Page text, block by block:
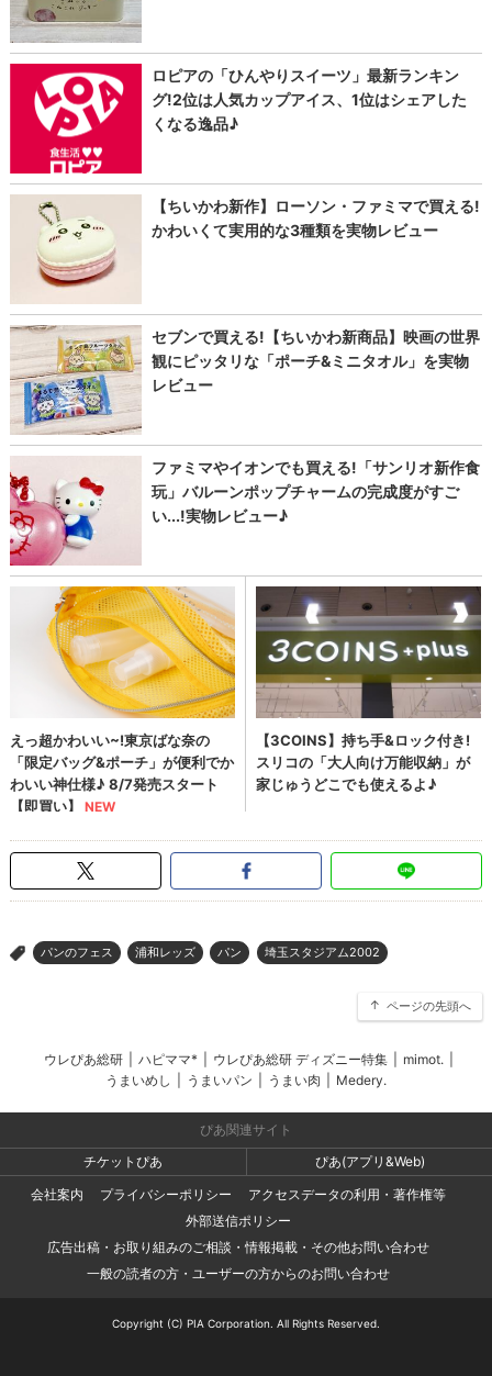
> パンのフェス 浦和レッズ パン 埼玉スタジアム2002
ページの先頭へ
ウレぴあ総研 ハピママ* ウレぴあ総研 ディズニー特集 mimot.
うまいめし
うまいパン うまい肉 Medery.
ぴあ関連サイト
チケットぴあ
ぴあ(アプリ&Web)
会社案内
プライバシーポリシー
アクセスデータの利用・著作権等
外部送信ポリシー
広告出稿・お取り組みのご相談・情報掲載・その他お問い合わせ
一般の読者の方・ユーザーの方からのお問い合わせ
Copyright (C) PIA Corporation. All Rights Reserved.